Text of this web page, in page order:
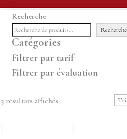
Recherche
Recherche
Catégories
Filtrer par tarif
Filtrer par évaluation
3 résultats affichés